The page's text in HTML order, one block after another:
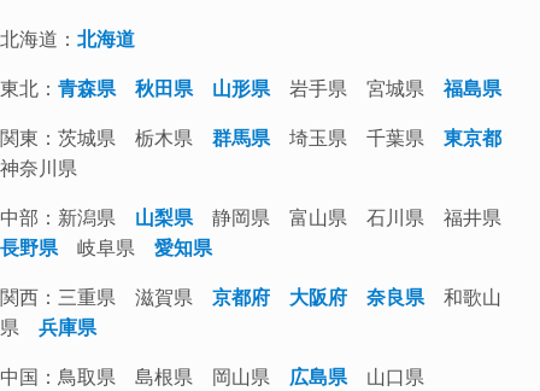
北海道：北海道
東北：青森県 秋田県 山形県岩手県 宮城県福島県
関東：茨城県 栃木県群馬県埼玉県 千葉県東京都
神奈川県
中部：新潟県 山梨県静岡県 富山県 石川県 福井県
長野県岐阜県愛知県
関西：三重県 滋賀県京都府 大阪府 奈良県和歌山
県兵庫県
中国：鳥取県 島根県 岡山県 広島県山口県